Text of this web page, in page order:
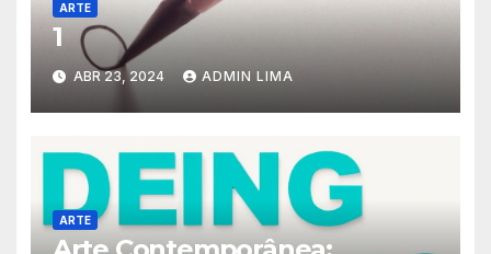
ARTE
1
ABR 23, 2024 ADMIN LIMA
ARTE